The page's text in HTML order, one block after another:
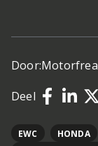
Door:
Deel
EWC HONDA